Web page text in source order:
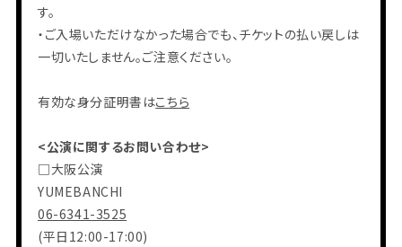
す。
・ご入場いただけなかった場合でも、チケットの払い戻しは
一切いたしません。ご注意ください。
有効な身分証明書はこちら
<公演に関するお問い合わせ>
□大阪公演
YUMEBANCHI
06-6341-3525
(平⽇12:00-17:00)